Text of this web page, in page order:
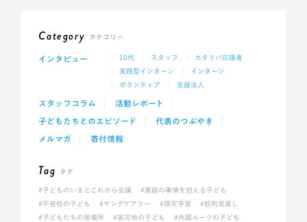
Category カテゴリー
インタビュー 10代 スタッフ
カタリバ応援者
実践型インターン
インターン
ボランティア
支援法人
スタッフコラム
活動レポート
子どもたちとのエピソード
代表のつぶやき
メルマガ
寄付情報
Tag タグ
#子どものいまとこれから会議
#家庭の事情を抱える子ども
#不登校の子ども
#ヤングケアラー #探究学習
#校則見直し
#子どもたちの居場所
#被災地の子ども
#外国ルーツの子ども